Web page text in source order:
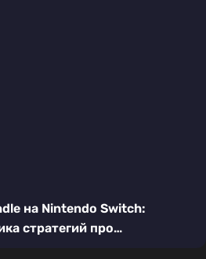
на Nintendo Switch:
стратегий про